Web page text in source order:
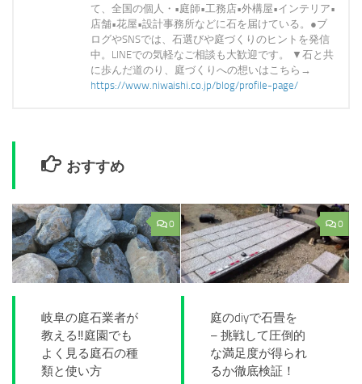
て、全国の個人・•庭師•工務店•外構屋•インテリア•
店舗•花屋•設計事務所などに石を届けている。●ブ
ログやSNSでは、石選びや庭づくりのヒントを発信
中。LINEでの気軽なご相談も大歓迎です。 ▼石と共
に歩んだ道のり、庭づくりへの想いはこちら→
https://www.niwaishi.co.jp/blog/profile-page/
おすすめ
0
岐阜の庭石業者が
教える‼庭園でも
よく見る庭石の種
類と使い方
0
庭のdiyで石畳を
– 挑戦して圧倒的
な満足度が得られ
るか徹底検証！